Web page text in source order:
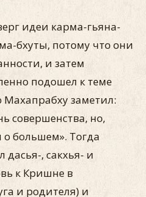
идеи карма-гьяна-
бхуты, потому что они
и затем
подошел к теме
заметил:
совершенства, но,
о большем». Тогда
, сакхья- и
к Кришне в
и родителя) и